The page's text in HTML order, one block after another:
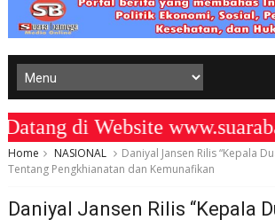
di Website
Home NASIONAL
Daniyal Jansen Rilis “Kepala
Tentang Pengkhianatan dan Kemunafikan
Daniyal Jansen Rilis “Kepala